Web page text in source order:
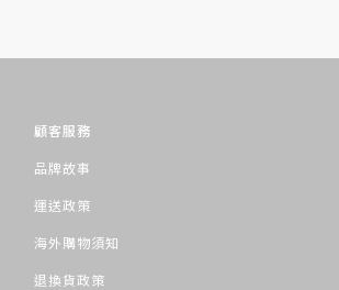
顧客服務
品牌故事
運送政策
海外購物須知
退換貨政策